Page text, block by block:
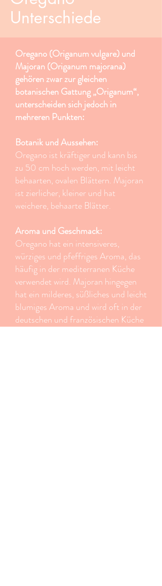
Unterschiede
Oregano (Origanum vulgare) und
Majoran (Origanum majorana)
gehören zwar zur gleichen
botanischen Gattung „Origanum“,
unterscheiden sich jedoch in
mehreren Punkten:
Botanik und Aussehen:
Oregano ist kräftiger und kann bis
zu 50 cm hoch werden, mit leicht
behaarten, ovalen Blättern. Majoran
ist zierlicher, kleiner und hat
weichere, behaarte Blätter.
Aroma und Geschmack:
Oregano hat ein intensiveres,
würziges und pfeffriges Aroma, das
häufig in der mediterranen Küche
verwendet wird. Majoran hingegen
hat ein milderes, süßliches und leicht
blumiges Aroma und wird oft in der
deutschen und französischen Küche